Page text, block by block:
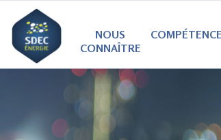
NOUS
CONNAÎTRE